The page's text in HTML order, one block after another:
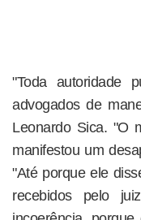
"Toda autoridade
advogados de
Leonardo Sica. "O
manifestou um
"Até porque ele
recebidos pelo